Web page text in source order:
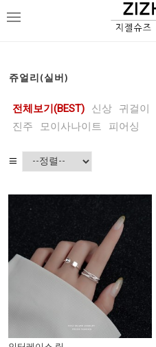
메
쥬얼리(실버)
전체보기(BEST) 신상 귀걸이
진주
모이사나이트 피어싱